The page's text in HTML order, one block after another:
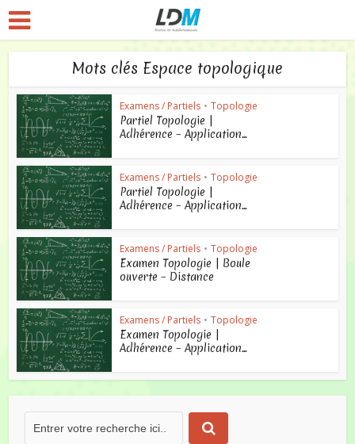
Mots clés Espace topologique
Examens / Partiels • Topologie
Partiel Topologie |
Adhérence – Application...
Examens / Partiels • Topologie
Partiel Topologie |
Adhérence – Application...
Examens / Partiels • Topologie
Examen Topologie | Boule
ouverte – Distance
Examens / Partiels • Topologie
Examen Topologie |
Adhérence – Application...